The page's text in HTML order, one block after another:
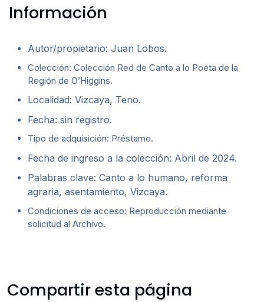
Información
Autor/propietario: Juan Lobos.
Colección: Colección Red de Canto a lo Poeta de la
Región de O’Higgins.
Localidad: Vizcaya, Teno.
Fecha: sin registro.
Tipo de adquisición: Préstamo.
Fecha de ingreso a la colección: Abril de 2024.
Palabras clave: Canto a lo humano, reforma
agraria, asentamiento, Vizcaya.
Condiciones de acceso: Reproducción mediante
solicitud al Archivo.
Compartir esta página